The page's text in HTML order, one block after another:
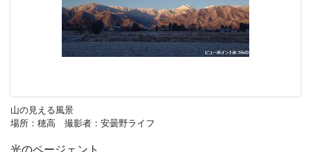
山の見える風景
場所：穂高 撮影者：安曇野ライフ